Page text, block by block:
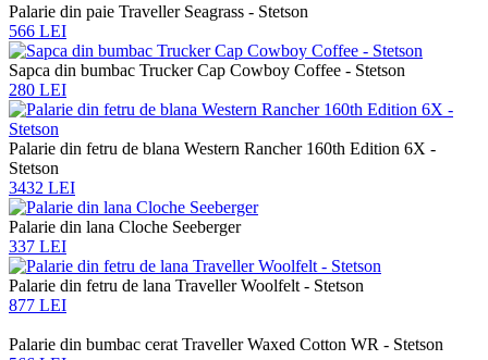
Palarie din paie Traveller Seagrass - Stetson
566 LEI
Sapca din bumbac Trucker Cap Cowboy Coffee - Stetson
280 LEI
Palarie din fetru de blana Western Rancher 160th Edition 6X -
Stetson
3432 LEI
Palarie din lana Cloche Seeberger
337 LEI
Palarie din fetru de lana Traveller Woolfelt - Stetson
877 LEI
Palarie din bumbac cerat Traveller Waxed Cotton WR - Stetson